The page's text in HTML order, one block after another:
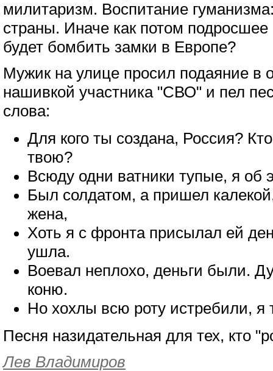
милитаризм. Воспитание
страны. Иначе как потом подросшее
будет бомбить замки в Европе?
Мужик на улице просил подаяние в
нашивкой участника "СВО" и пел
слова:
Для кого ты создана, Россия?
твою?
Всюду одни ватники тупые, я об
Был солдатом, а пришел
жена,
Хоть я с фронта присылал ей
ушла.
Воевал неплохо, деньги были.
коню.
Но хохлы всю роту истребили, я
Песня назидательная для тех, кто
Лев Владимиров